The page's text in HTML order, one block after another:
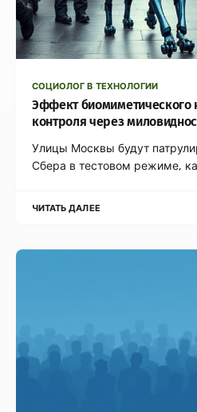
СОЦИОЛОГ В ТЕХНОЛОГИИ
Эффект биомиметического
контроля через
Улицы Москвы будут
Сбера в тестовом режиме,
ЧИТАТЬ ДАЛЕЕ